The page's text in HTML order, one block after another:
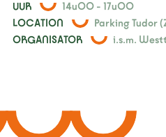
UUR
14u00 - 17u00
LOCATION
Parking Tudor
ORGANISATOR
i.s.m.